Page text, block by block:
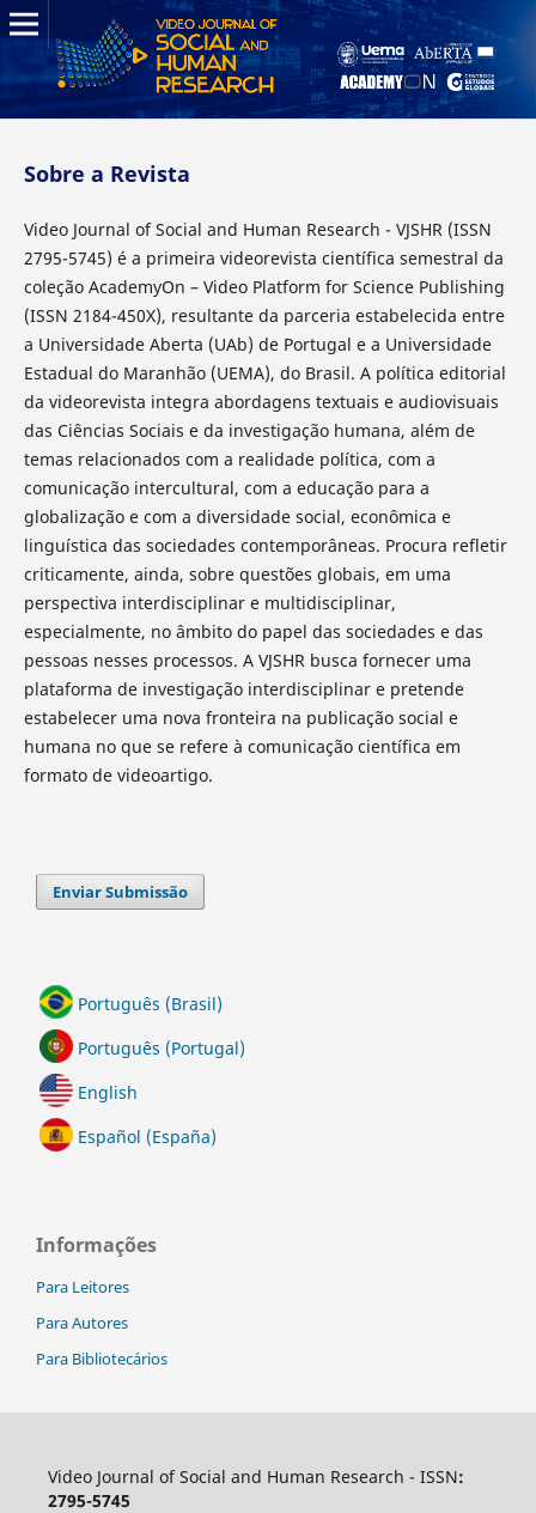
Sobre a Revista
Video Journal of Social and Human Research - VJSHR (ISSN
2795-5745) é a primeira videorevista científica semestral da
coleção AcademyOn – Video Platform for Science Publishing
(ISSN 2184-450X), resultante da parceria estabelecida entre
a Universidade Aberta (UAb) de Portugal e a Universidade
Estadual do Maranhão (UEMA), do Brasil. A política editorial
da videorevista integra abordagens textuais e audiovisuais
das Ciências Sociais e da investigação humana, além de
temas relacionados com a realidade política, com a
comunicação intercultural, com a educação para a
globalização e com a diversidade social, econômica e
linguística das sociedades contemporâneas. Procura refletir
criticamente, ainda, sobre questões globais, em uma
perspectiva interdisciplinar e multidisciplinar,
especialmente, no âmbito do papel das sociedades e das
pessoas nesses processos. A VJSHR busca fornecer uma
plataforma de investigação interdisciplinar e pretende
estabelecer uma nova fronteira na publicação social e
humana no que se refere à comunicação científica em
formato de videoartigo.
Enviar Submissão
Português (Brasil)
Português (Portugal)
English
Español (España)
Informações
Para Leitores
Para Autores
Para Bibliotecários
Video Journal of Social and Human Research - ISSN:
2795-5745